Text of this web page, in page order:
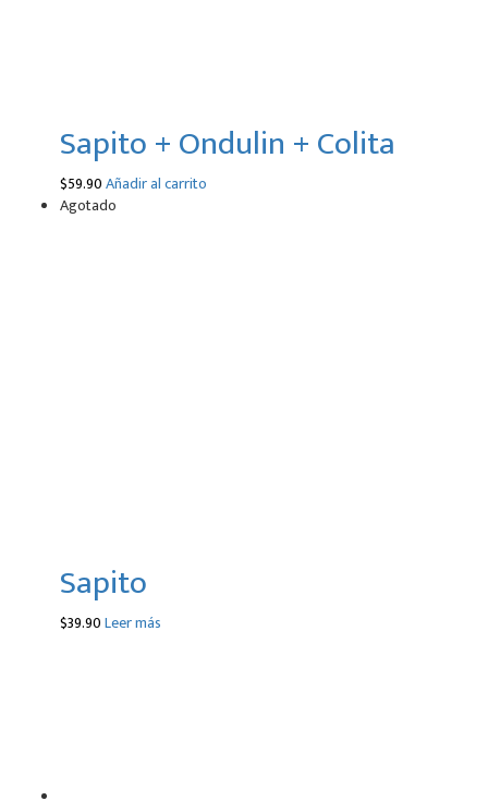
Sapito + Ondulin + Colita
$59.90Añadir al carrito
Agotado
Sapito
$39.90Leer más